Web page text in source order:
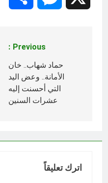
المقالات
Previous:
حماد شهاب.. خان
الأمانة.. وعض اليد
التي أحسنت إليه
عشرات السنين
اترك تعليقاً